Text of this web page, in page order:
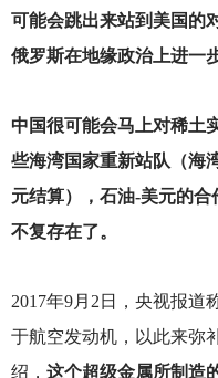
可能会跳出来站到美国的
俄罗斯在地缘政治上进一
中国很可能会马上对稀土
些海湾国家重新站队（海
元结算），石油-美元的
不复存在了。
2017年9月2日，央视报道
于航空发动机，以此来弥
绍， 这个超级金属所制造